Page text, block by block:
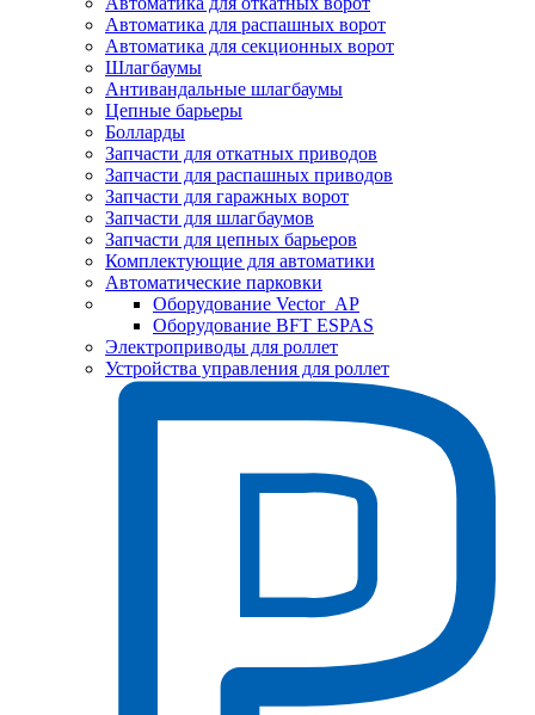
Автоматика для распашных ворот
Автоматика для секционных ворот
Шлагбаумы
Антивандальные шлагбаумы
Цепные барьеры
Болларды
Запчасти для откатных приводов
Запчасти для распашных приводов
Запчасти для гаражных ворот
Запчасти для шлагбаумов
Запчасти для цепных барьеров
Комплектующие для автоматики
Автоматические парковки
Оборудование Vector_AP
Оборудование BFT ESPAS
Электроприводы для роллет
Устройства управления для роллет